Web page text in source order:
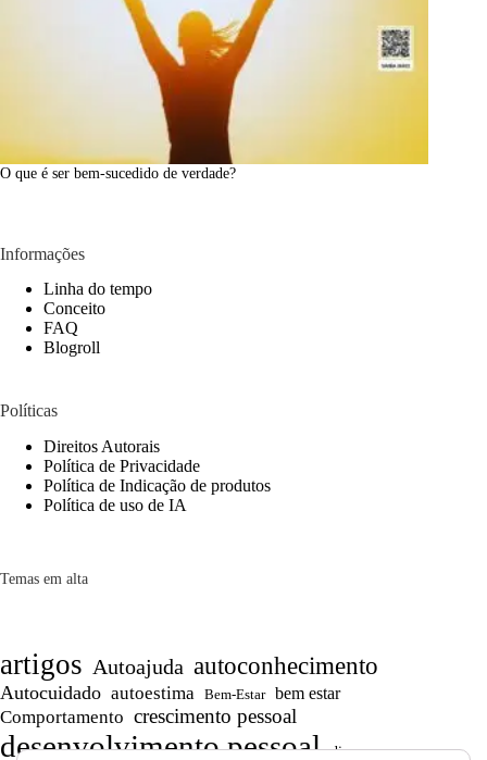
O que é ser bem-sucedido de verdade?
Informações
Linha do tempo
Conceito
FAQ
Blogroll
Políticas
Direitos Autorais
Política de Privacidade
Política de Indicação de produtos
Política de uso de IA
Temas em alta
artigos Autoajuda autoconhecimento
Autocuidado autoestima Bem-Estar bem estar
Comportamento crescimento pessoal
desenvolvimento pessoal dicas